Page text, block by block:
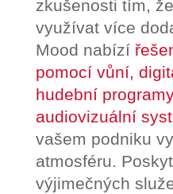
zkušenosti tím,
využívat více
Mood nabízí
pomocí vůní,
hudební programy
audiovizuální
vašem podniku
atmosféru.
výjimečných